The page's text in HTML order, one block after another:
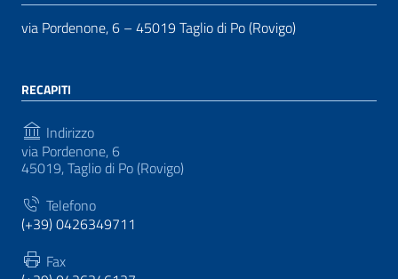
via Pordenone, 6 – 45019 Taglio di Po (Rovigo)
RECAPITI
Indirizzo
via Pordenone, 6
45019, Taglio di Po (Rovigo)
Telefono
(+39) 0426349711
Fax